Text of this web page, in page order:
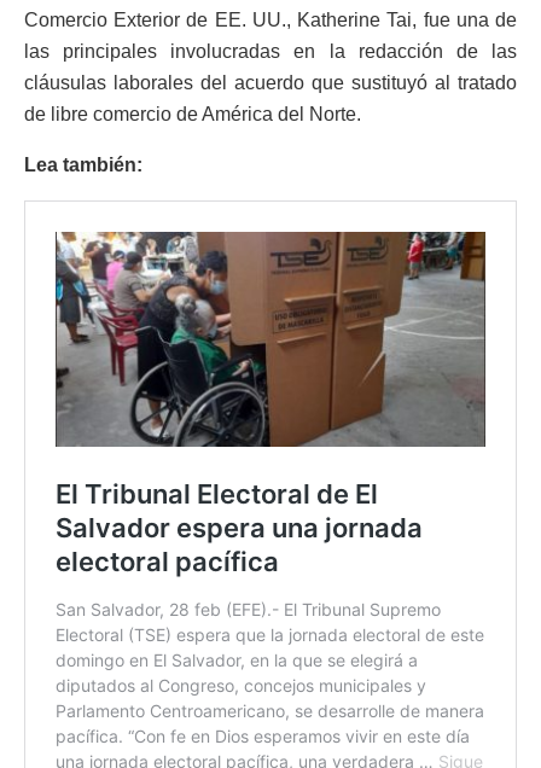
Comercio Exterior de EE. UU., Katherine Tai, fue una de
las principales involucradas en la redacción de las
cláusulas laborales del acuerdo que sustituyó al tratado
de libre comercio de América del Norte.
Lea también: